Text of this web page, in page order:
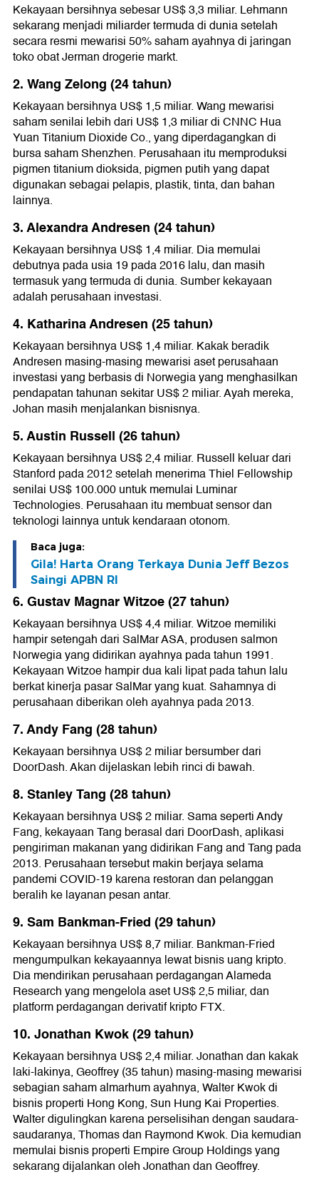
Kekayaan bersihnya sebesar US$ 3,3 miliar. Lehmann
sekarang menjadi miliarder termuda di dunia setelah
secara resmi mewarisi 50% saham ayahnya di jaringan
toko obat Jerman drogerie markt.
2. Wang Zelong (24 tahun)
Kekayaan bersihnya US$ 1,5 miliar. Wang mewarisi
saham senilai lebih dari US$ 1,3 miliar di CNNC Hua
Yuan Titanium Dioxide Co., yang diperdagangkan di
bursa saham Shenzhen. Perusahaan itu memproduksi
pigmen titanium dioksida, pigmen putih yang dapat
digunakan sebagai pelapis, plastik, tinta, dan bahan
lainnya.
3. Alexandra Andresen (24 tahun)
Kekayaan bersihnya US$ 1,4 miliar. Dia memulai
debutnya pada usia 19 pada 2016 lalu, dan masih
termasuk yang termuda di dunia. Sumber kekayaan
adalah perusahaan investasi.
4. Katharina Andresen (25 tahun)
Kekayaan bersihnya US$ 1,4 miliar. Kakak beradik
Andresen masing-masing mewarisi aset perusahaan
investasi yang berbasis di Norwegia yang menghasilkan
pendapatan tahunan sekitar US$ 2 miliar. Ayah mereka,
Johan masih menjalankan bisnisnya.
5. Austin Russell (26 tahun)
Kekayaan bersihnya US$ 2,4 miliar. Russell keluar dari
Stanford pada 2012 setelah menerima Thiel Fellowship
senilai US$ 100.000 untuk memulai Luminar
Technologies. Perusahaan itu membuat sensor dan
teknologi lainnya untuk kendaraan otonom.
Baca juga:
Gila! Harta Orang Terkaya Dunia Jeff Bezos
Saingi APBN RI
6. Gustav Magnar Witzoe (27 tahun)
Kekayaan bersihnya US$ 4,4 miliar. Witzoe memiliki
hampir setengah dari SalMar ASA, produsen salmon
Norwegia yang didirikan ayahnya pada tahun 1991.
Kekayaan Witzoe hampir dua kali lipat pada tahun lalu
berkat kinerja pasar SalMar yang kuat. Sahamnya di
perusahaan diberikan oleh ayahnya pada 2013.
7. Andy Fang (28 tahun)
Kekayaan bersihnya US$ 2 miliar bersumber dari
DoorDash. Akan dijelaskan lebih rinci di bawah.
8. Stanley Tang (28 tahun)
Kekayaan bersihnya US$ 2 miliar. Sama seperti Andy
Fang, kekayaan Tang berasal dari DoorDash, aplikasi
pengiriman makanan yang didirikan Fang and Tang pada
2013. Perusahaan tersebut makin berjaya selama
pandemi COVID-19 karena restoran dan pelanggan
beralih ke layanan pesan antar.
9. Sam Bankman-Fried (29 tahun)
Kekayaan bersihnya US$ 8,7 miliar. Bankman-Fried
mengumpulkan kekayaannya lewat bisnis uang kripto.
Dia mendirikan perusahaan perdagangan Alameda
Research yang mengelola aset US$ 2,5 miliar, dan
platform perdagangan derivatif kripto FTX.
10. Jonathan Kwok (29 tahun)
Kekayaan bersihnya US$ 2,4 miliar. Jonathan dan kakak
laki-lakinya, Geoffrey (35 tahun) masing-masing mewarisi
sebagian saham almarhum ayahnya, Walter Kwok di
bisnis properti Hong Kong, Sun Hung Kai Properties.
Walter digulingkan karena perselisihan dengan saudara-
saudaranya, Thomas dan Raymond Kwok. Dia kemudian
memulai bisnis properti Empire Group Holdings yang
sekarang dijalankan oleh Jonathan dan Geoffrey.